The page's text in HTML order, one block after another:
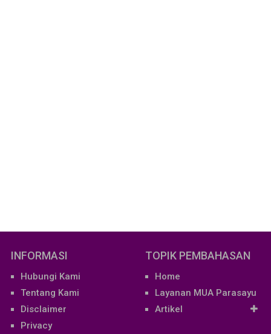
INFORMASI
Hubungi Kami
Tentang Kami
Disclaimer
Privacy
TOPIK PEMBAHASAN
Home
Layanan MUA Parasayu
Artikel